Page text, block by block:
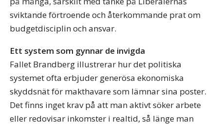
sviktande förtroende och återkommande prat om
budgetdisciplin och ansvar.
Ett system som gynnar de invigda
Fallet Brandberg illustrerar hur det politiska
systemet ofta erbjuder generösa ekonomiska
skyddsnät för makthavare som lämnar sina poster.
Det finns inget krav på att man aktivt söker arbete
eller redovisar inkomster i realtid, så länge man